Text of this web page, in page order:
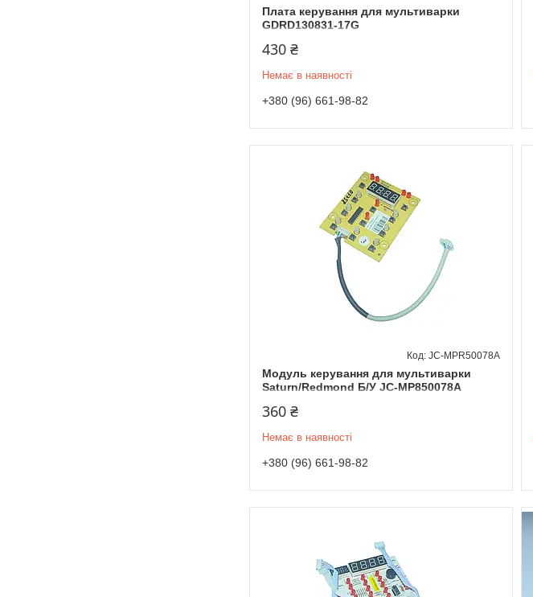
Плата керування для мультиварки
GDRD130831-17G
430 ₴
Немає в наявності
+380 (96) 661-98-82
Модуль керування для мультиварки
Saturn/Redmond Б/У JC-MP850078A
JC-MPR50078A
360 ₴
Немає в наявності
+380 (96) 661-98-82